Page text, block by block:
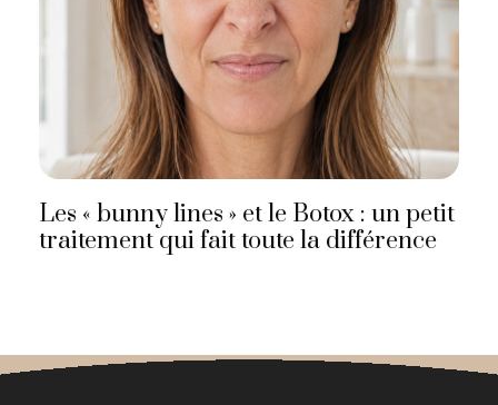
Les « bunny lines » et le Botox : un petit
traitement qui fait toute la différence